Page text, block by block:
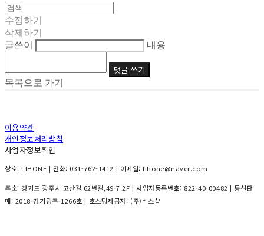
수정하기
삭제하기
글쓴이
내용
댓글 쓰기
목록으로 가기
이용약관
개인정보처리방침
사업자정보확인
상호: LIHONE | 전화: 031-762-1412 | 이메일: lihone@naver.com
주소: 경기도 광주시 고산길 62번길,49-7 2F | 사업자등록번호: 822-40-00482 | 통신판
매: 2018-경기광주-1266호 | 호스팅제공자: (주)식스샵